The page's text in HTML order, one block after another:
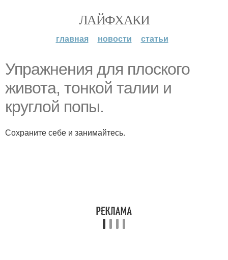
ЛАЙФХАКИ
главная новости статьи
Упражнения для плоского
живота, тонкой талии и
круглой попы.
Сохраните себе и занимайтесь.